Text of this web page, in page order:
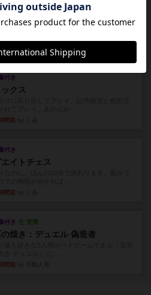
付き
ーズ
りに取り出してプレイ。詰めきれなかっ
っさり追い込まれて負...
間前 by くみ
付き
クス
間前
付き
エイトチェス
間前
付き 充実
煌き：デュエル 偽造者
間前